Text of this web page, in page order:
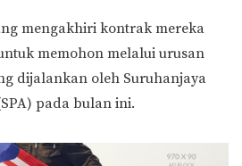
mengakhiri kontrak mereka
memohon melalui urusan
dijalankan oleh Suruhanjaya
pada bulan ini.